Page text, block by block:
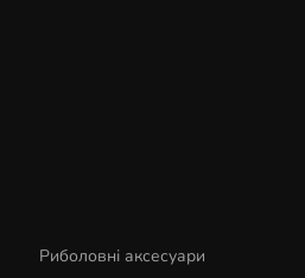
Риболовні аксесуари